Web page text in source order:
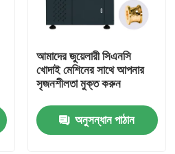
আমাদের জুয়েলারী সিএনসি
খোদাই মেশিনের সাথে আপনার
সৃজনশীলতা মুক্ত করুন
অনুসন্ধান পাঠান